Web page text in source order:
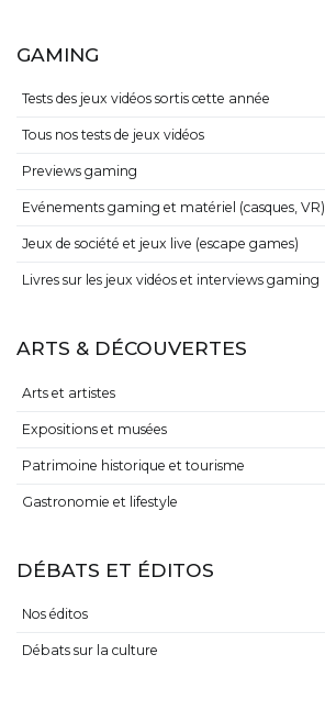
GAMING
Tests des jeux vidéos sortis cette année
Tous nos tests de jeux vidéos
Previews gaming
Evénements gaming et matériel (casques, VR)
Jeux de société et jeux live (escape games)
Livres sur les jeux vidéos et interviews gaming
ARTS & DÉCOUVERTES
Arts et artistes
Expositions et musées
Patrimoine historique et tourisme
Gastronomie et lifestyle
DÉBATS ET ÉDITOS
Nos éditos
Débats sur la culture